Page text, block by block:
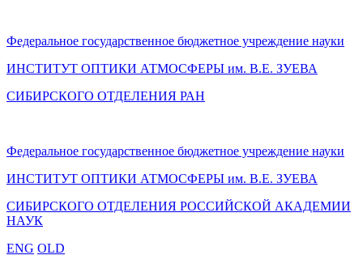
Федеральное государственное бюджетное учреждение науки
ИНСТИТУТ ОПТИКИ АТМОСФЕРЫ им. В.Е. ЗУЕВА
СИБИРСКОГО ОТДЕЛЕНИЯ РАН
Федеральное государственное бюджетное учреждение науки
ИНСТИТУТ ОПТИКИ АТМОСФЕРЫ им. В.Е. ЗУЕВА
СИБИРСКОГО ОТДЕЛЕНИЯ РОССИЙСКОЙ АКАДЕМИИ
НАУК
ENG OLD